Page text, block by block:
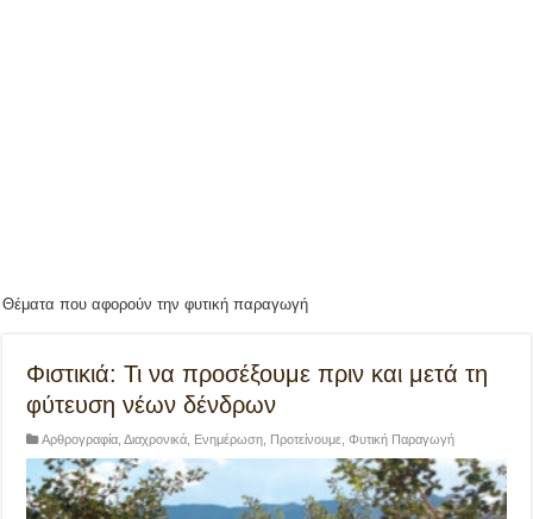
Θέματα που αφορούν την φυτική παραγωγή
Φιστικιά: Τι να προσέξουμε πριν και μετά τη
φύτευση νέων δένδρων
Αρθρογραφία ,Διαχρονικά Ενημέρωση Προτείνουμε ,Φυτική Παραγωγή